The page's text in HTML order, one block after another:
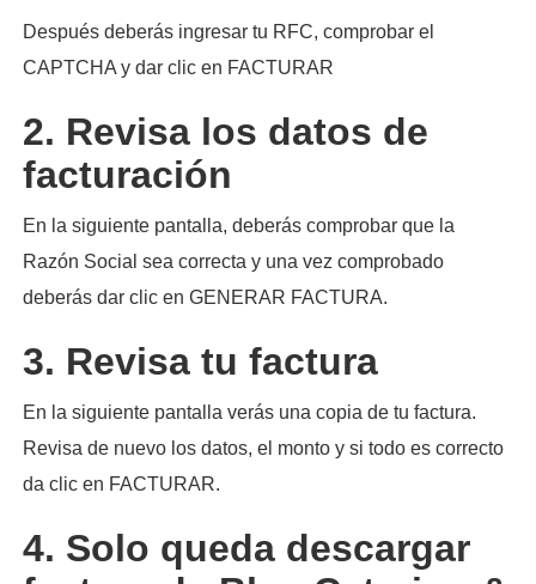
Después deberás ingresar tu RFC, comprobar el
CAPTCHA y dar clic en FACTURAR
2. Revisa los datos de
facturación
En la siguiente pantalla, deberás comprobar que la
Razón Social sea correcta y una vez comprobado
deberás dar clic en GENERAR FACTURA.
3. Revisa tu factura
En la siguiente pantalla verás una copia de tu factura.
Revisa de nuevo los datos, el monto y si todo es correcto
da clic en FACTURAR.
4. Solo queda descargar